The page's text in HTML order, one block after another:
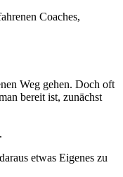
Coaches,
Weg gehen. Doch oft
bereit ist, zunächst
etwas Eigenes zu